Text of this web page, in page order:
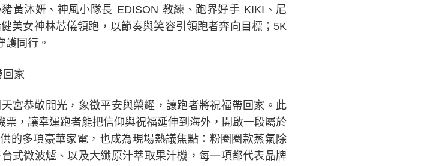
黃沐妍、神風小隊長 EDISON 教練、跑界好手 KIKI、尼
美女神林芯儀領跑，以節奏與笑容引領跑者奔向目標；5K
同行。
家
恭敬開光，象徵平安與榮耀，讓跑者將祝福帶回家。此
，讓幸運跑者能把信仰與祝福延伸到海外，開啟一段屬於
的多項豪華家電，也成為現場熱議焦點：粉圈圈款蒸氣除
式微波爐、以及大纖原汁萃取果汁機，每一項都代表品牌